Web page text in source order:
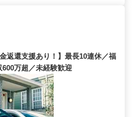
返還支援あり！】最長10連休／福
万超／未経験歓迎